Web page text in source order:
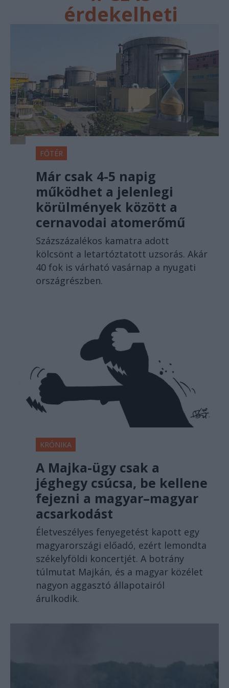
érdekelheti
FŐTÉR
Már csak 4-5 napig
működhet a jelenlegi
körülmények között a
cernavodai atomerőmű
Százszázalékos kamatra adott
kölcsönt a letartóztatott uzsorás. Akár
40 fok is várható vasárnap a nyugati
országrészben.
KRÓNIKA
A Majka-ügy csak a
jéghegy csúcsa, be kellene
fejezni a magyar–magyar
acsarkodást
Életveszélyes fenyegetést kapott egy
magyarországi előadó, ezért lemondta
székelyföldi koncertjét. A botrány
túlmutat Majkán, és a magyar közélet
nagyon aggasztó állapotairól
árulkodik.